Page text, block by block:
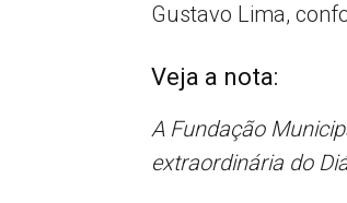
Gustavo Lima,
Veja a nota:
A Fundação
extraordinária do